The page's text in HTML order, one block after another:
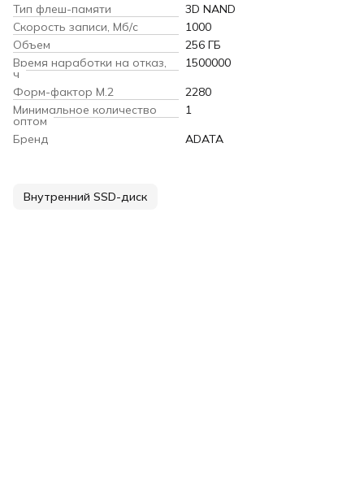
Тип флеш-памяти
3D NAND
Скорость записи, Мб/с
1000
Объем
256 ГБ
Время наработки на отказ,
ч
1500000
Форм-фактор M.2
2280
Минимальное количество
оптом
1
Бренд
ADATA
Внутренний SSD-диск